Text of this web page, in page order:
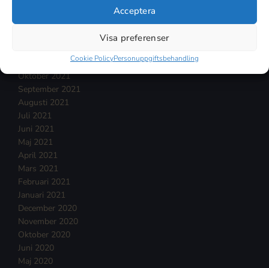
Acceptera
Visa preferenser
Cookie PolicyPersonuppgiftsbehandling
Februari 2022
November 2021
Oktober 2021
September 2021
Augusti 2021
Juli 2021
Juni 2021
Maj 2021
April 2021
Mars 2021
Februari 2021
Januari 2021
December 2020
November 2020
Oktober 2020
Juni 2020
Maj 2020